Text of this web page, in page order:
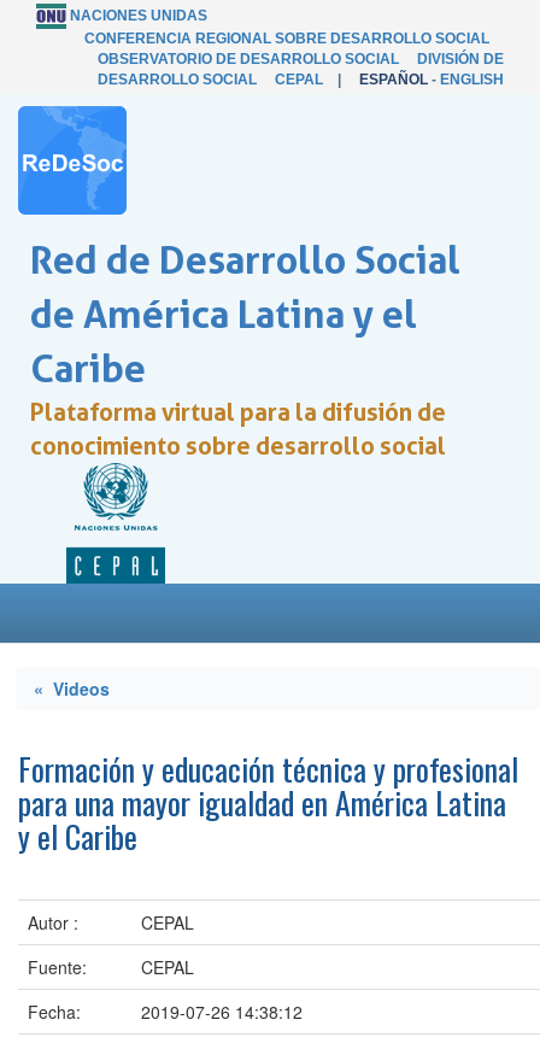
NACIONES UNIDAS
CONFERENCIA REGIONAL SOBRE DESARROLLO SOCIAL
OBSERVATORIO DE DESARROLLO SOCIAL
DIVISIÓN DE
DESARROLLO SOCIAL
CEPAL ESPAÑOL - ENGLISH
Red de Desarrollo Social
de América Latina y el
Caribe
Plataforma virtual para la difusión de
conocimiento sobre desarrollo social
« Videos
Formación y educación técnica y profesional
para una mayor igualdad en América Latina
y el Caribe
Autor :
CEPAL
Fuente:
CEPAL
Fecha:
2019-07-26 14:38:12